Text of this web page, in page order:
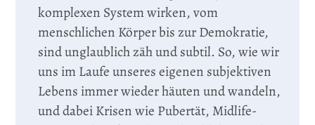
komplexen System wirken, vom
menschlichen Körper bis zur Demokratie,
sind unglaublich zäh und subtil. So, wie wir
uns im Laufe unseres eigenen subjektiven
Lebens immer wieder häuten und wandeln,
und dabei Krisen wie Pubertät, Midlife-